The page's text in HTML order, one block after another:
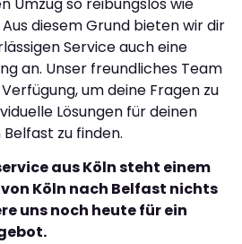
diesem Grund bieten wir dir
Service auch eine
an. Unser freundliches Team
um deine Fragen zu
Lösungen für deinen
zu finden.
aus Köln steht einem
Köln nach Belfast nichts
uns noch heute für ein